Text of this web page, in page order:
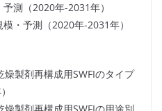
測（2020年-2031年）
・予測（2020年-2031年）
製剤再構成用SWFIのタイプ